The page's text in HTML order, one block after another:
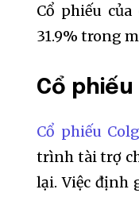
Cổ phiếu
31.9% trong
Cổ
Cổ phiếu
trình tài trợ
lại. Việc định